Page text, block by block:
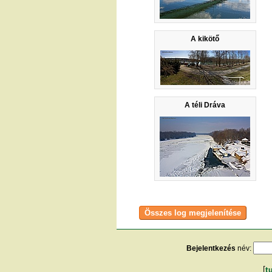
A kikötő
A téli Dráva
Bejelentkezés név: